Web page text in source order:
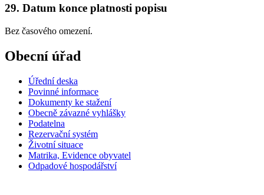
29. Datum konce platnosti popisu
Bez časového omezení.
Obecní úřad
Úřední deska
Povinné informace
Dokumenty ke stažení
Obecně závazné vyhlášky
Podatelna
Rezervační systém
Životní situace
Matrika, Evidence obyvatel
Odpadové hospodářství